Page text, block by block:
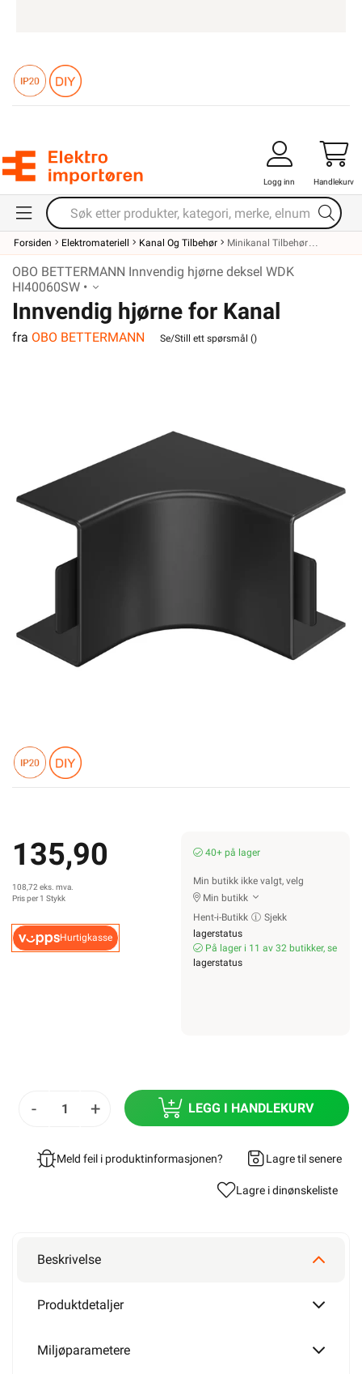
Logg inn Handlekurv
Forsiden Elektromateriell Kanal Og Tilbehør Minikanal Tilbehør
OBO BETTERMANN Innvendig hjørne deksel WDK
HI40060SW •
Innvendig hjørne for Kanal
WDK40060SW Sort
fra OBO BETTERMANN Se/Still ett spørsmål ()
135,90
108,72 eks. mva.
Pris per 1 Stykk
Hurtigkasse
40+ på lager
Min butikk ikke valgt, velg
Min butikk
Hent-i-Butikk
Sjekk
lagerstatus
På lager i 11 av 32 butikker, se
lagerstatus
- + LEGG I HANDLEKURV
Meld feil i produktinformasjonen? Lagre til senere
Lagre i dinønskeliste
Beskrivelse
Produktdetaljer
Miljøparametere